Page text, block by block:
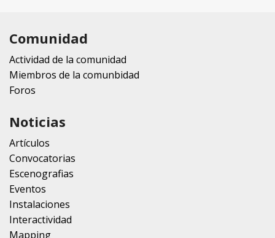
Comunidad
Actividad de la comunidad
Miembros de la comunbidad
Foros
Noticias
Artículos
Convocatorias
Escenografias
Eventos
Instalaciones
Interactividad
Mapping